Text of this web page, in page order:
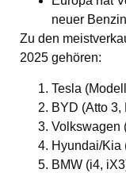
neuer
Zu den
2025 gehören:
Tesla
BYD (Atto 3,
Volkswagen
Hyundai/Kia
BMW (i4,